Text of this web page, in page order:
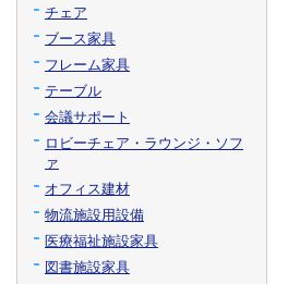
チェア
ブース家具
フレーム家具
テーブル
会議サポート
ロビーチェア・ラウンジ・ソフ
ァ
オフィス建材
物流施設用設備
医療福祉施設家具
図書施設家具